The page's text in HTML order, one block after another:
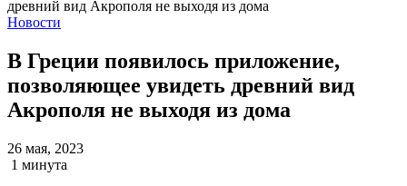
Новости
В Греции появилось приложение,
позволяющее увидеть древний вид
Акрополя не выходя из дома
26 мая, 2023
1 минута